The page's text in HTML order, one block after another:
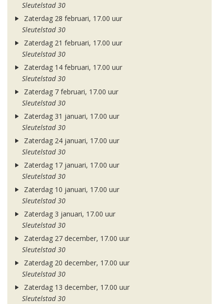
Sleutelstad 30
Zaterdag 28 februari, 17.00 uur
Sleutelstad 30
Zaterdag 21 februari, 17.00 uur
Sleutelstad 30
Zaterdag 14 februari, 17.00 uur
Sleutelstad 30
Zaterdag 7 februari, 17.00 uur
Sleutelstad 30
Zaterdag 31 januari, 17.00 uur
Sleutelstad 30
Zaterdag 24 januari, 17.00 uur
Sleutelstad 30
Zaterdag 17 januari, 17.00 uur
Sleutelstad 30
Zaterdag 10 januari, 17.00 uur
Sleutelstad 30
Zaterdag 3 januari, 17.00 uur
Sleutelstad 30
Zaterdag 27 december, 17.00 uur
Sleutelstad 30
Zaterdag 20 december, 17.00 uur
Sleutelstad 30
Zaterdag 13 december, 17.00 uur
Sleutelstad 30